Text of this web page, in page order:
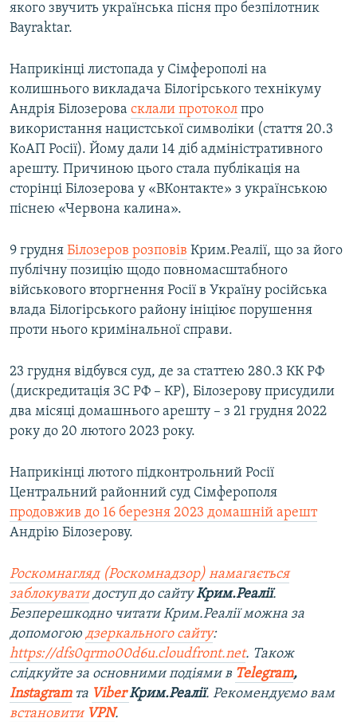
якого звучить українська пісня про безпілотник
Bayraktar.
Наприкінці листопада у Сімферополі на
колишнього викладача Білогірського технікуму
Андрія Білозерова склали протокол про
використання нацистської символіки (стаття 20.3
КоАП Росії). Йому дали 14 діб адміністративного
арешту. Причиною цього стала публікація на
сторінці Білозерова у «ВКонтакте» з українською
піснею «Червона калина».
9 грудня Білозеров розповів Крим.Реалії, що за його
публічну позицію щодо повномасштабного
військового вторгнення Росії в Україну російська
влада Білогірського району ініціює порушення
проти нього кримінальної справи.
23 грудня відбувся суд, де за статтею 280.3 КК РФ
(дискредитація ЗС РФ – КР), Білозерову присудили
два місяці домашнього арешту – з 21 грудня 2022
року до 20 лютого 2023 року.
Наприкінці лютого підконтрольний Росії
Центральний районний суд Сімферополя
продовжив до 16 березня 2023 домашній арешт
Андрію Білозерову.
Роскомнагляд (Роскомнадзор) намагається
заблокуватидоступ до сайтуКрим.Реалії.
Безперешкодно читати Крим.Реалії можна за
допомогою дзеркального сайту:
https://dfs0qrmo00d6u.cloudfront.net. Також
слідкуйте за основними подіями в Telegram,
Instagramта ViberКрим.Реалії. Рекомендуємо вам
встановити VPN.